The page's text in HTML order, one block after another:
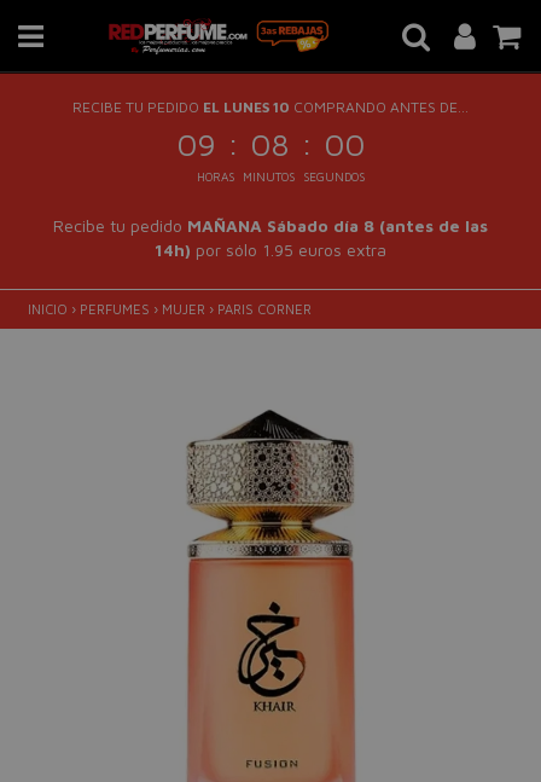
RECIBE TU PEDIDO EL LUNES 10 COMPRANDO ANTES DE...
09 : 07 : 59
HORAS MINUTOS SEGUNDOS
Recibe tu pedido MAÑANA Sábado día 8 (antes de las
14h) por sólo 1.95 euros extra
INICIO › PERFUMES › MUJER › PARIS CORNER